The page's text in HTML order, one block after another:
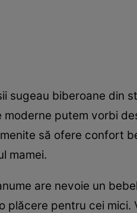
sugeau biberoane din
moderne putem vorbi
să ofere confort
mamei.
are nevoie un
plăcere pentru cei mici.